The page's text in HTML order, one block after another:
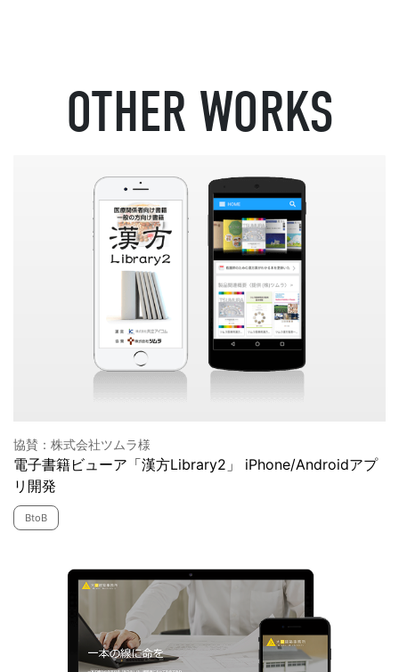
OTHER WORKS
協賛：株式会社ツムラ様
電子書籍ビューア「漢方Library2」 iPhone/Androidアプ
リ開発
BtoB